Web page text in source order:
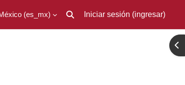
‎(es_mx)‎
Activar o desactivar entrada de
Iniciar sesión (ingresar)